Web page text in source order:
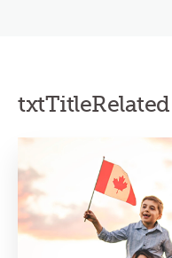
txtTitleRelated